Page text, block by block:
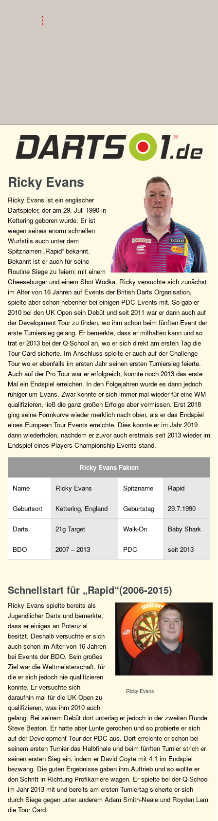
Ricky Evans
Ricky Evans ist ein englischer
Dartspieler, der am 29. Juli 1990 in
Kettering geboren wurde. Er ist
wegen seines enorm schnellen
Wurfstils auch unter dem
Spitznamen „Rapid“ bekannt.
Bekannt ist er auch für seine
Routine Siege zu feiern: mit einem
Cheeseburger und einem Shot Wodka. Ricky versuchte sich zunächst
im Alter von 16 Jahren auf Events der British Darts Organisation,
spielte aber schon nebenher bei einigen PDC Events mit. So gab er
2010 bei den UK Open sein Debüt und seit 2011 war er dann auch auf
der Development Tour zu finden, wo ihm schon beim fünften Event der
erste Turniersieg gelang. Er bemerkte, dass er mithalten kann und so
trat er 2013 bei der Q-School an, wo er sich direkt am ersten Tag die
Tour Card sicherte. Im Anschluss spielte er auch auf der Challenge
Tour wo er ebenfalls im ersten Jahr seinen ersten Turniersieg feierte.
Auch auf der Pro Tour war er erfolgreich, konnte noch 2013 das erste
Mal ein Endspiel erreichen. In den Folgejahren wurde es dann jedoch
ruhiger um Evans. Zwar konnte er sich immer mal wieder für eine WM
qualifizieren, ließ die ganz großen Erfolge aber vermissen. Erst 2018
ging seine Formkurve wieder merklich nach oben, als er das Endspiel
eines European Tour Events erreichte. Dies konnte er im Jahr 2019
dann wiederholen, nachdem er zuvor auch erstmals seit 2013 wieder im
Endspiel eines Players Championship Events stand.
Ricky Evans Fakten
Name Ricky Evans Spitzname Rapid
Geburtsort Kettering, England Geburtstag 29.7.1990
Darts 21g Target Walk-On Baby Shark
BDO 2007 – 2013 PDC seit 2013
Schnellstart für „Rapid“(2006-2015)
Ricky Evans
Ricky Evans spielte bereits als
Jugendlicher Darts und bemerkte,
dass er einiges an Potenzial
besitzt. Deshalb versuchte er sich
auch schon im Alter von 16 Jahren
bei Events der BDO. Sein großes
Ziel war die Weltmeisterschaft, für
die er sich jedoch nie qualifizieren
konnte. Er versuchte sich
daraufhin mal für die UK Open zu
qualifizieren, was ihm 2010 auch
gelang. Bei seinem Debüt dort unterlag er jedoch in der zweiten Runde
Steve Beaton. Er hatte aber Lunte gerochen und so probierte er sich
auf der Development Tour der PDC aus. Dort erreichte er schon bei
seinem ersten Turnier das Halbfinale und beim fünften Turnier strich er
seinen ersten Sieg ein, indem er David Coyte mit 4:1 im Endspiel
bezwang. Die guten Ergebnisse gaben ihm Auftrieb und so wollte er
den Schritt in Richtung Profikarriere wagen. Er spielte bei der Q-School
im Jahr 2013 mit und bereits am ersten Turniertag sicherte er sich
durch Siege gegen unter anderem Adam Smith-Neale und Royden Lam
die Tour Card.